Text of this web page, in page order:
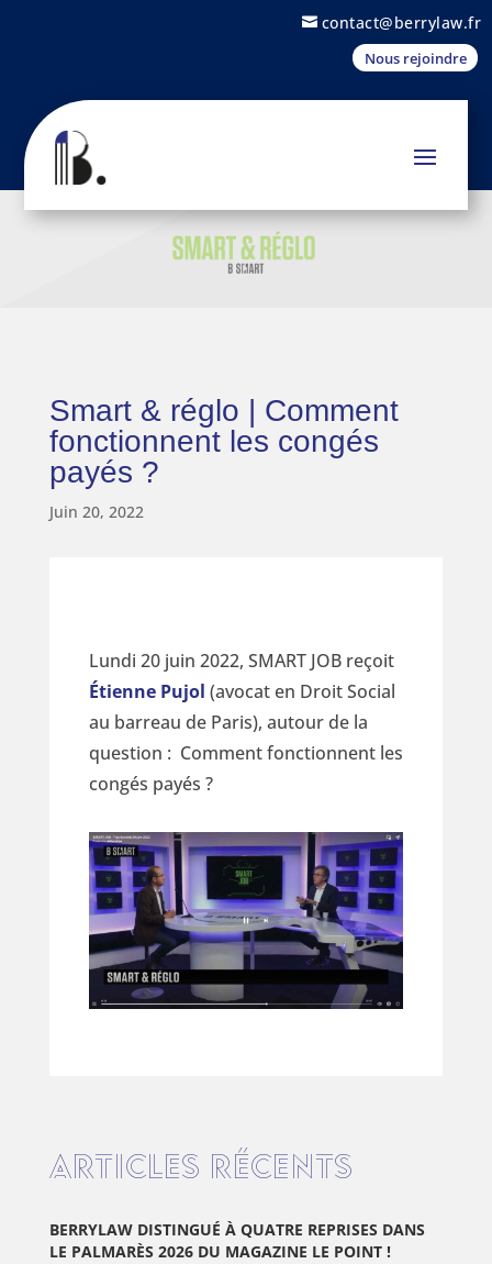
contact@berrylaw.fr
Nous rejoindre
Smart & réglo | Comment
fonctionnent les congés
payés ?
Juin 20, 2022
Lundi 20 juin 2022, SMART JOB reçoit
Étienne Pujol (avocat en Droit Social
au barreau de Paris), autour de la
question : Comment fonctionnent les
congés payés ?
Articles récents
BERRYLAW DISTINGUÉ À QUATRE REPRISES DANS
LE PALMARÈS 2026 DU MAGAZINE LE POINT !